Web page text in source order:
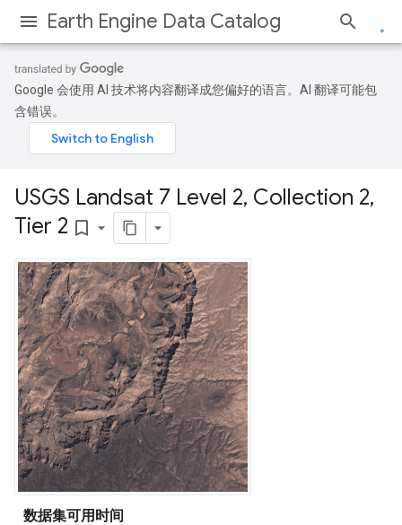
Earth Engine Data Catalog
Google 会使用 AI 技术将内容翻译成您偏好的语言。AI 翻译可能包
含错误。
USGS Landsat 7 Level 2, Collection 2,
Tier 2 bookmark_border
数据集可用时间